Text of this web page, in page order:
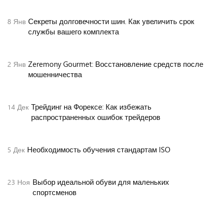
8 Янв Секреты долговечности шин. Как увеличить срок
службы вашего комплекта
2 Янв Zeremony Gourmet: Восстановление средств после
мошенничества
14 Дек Трейдинг на Форексе: Как избежать
распространенных ошибок трейдеров
5 Дек Необходимость обучения стандартам ISO
23 Ноя Выбор идеальной обуви для маленьких
спортсменов